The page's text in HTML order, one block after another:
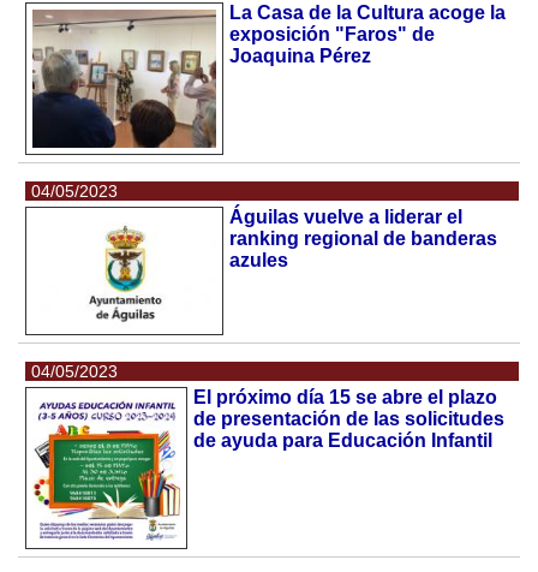
La Casa de la Cultura acoge la
exposición "Faros" de
Joaquina Pérez
04/05/2023
Águilas vuelve a liderar el
ranking regional de banderas
azules
04/05/2023
El próximo día 15 se abre el plazo
de presentación de las solicitudes
de ayuda para Educación Infantil